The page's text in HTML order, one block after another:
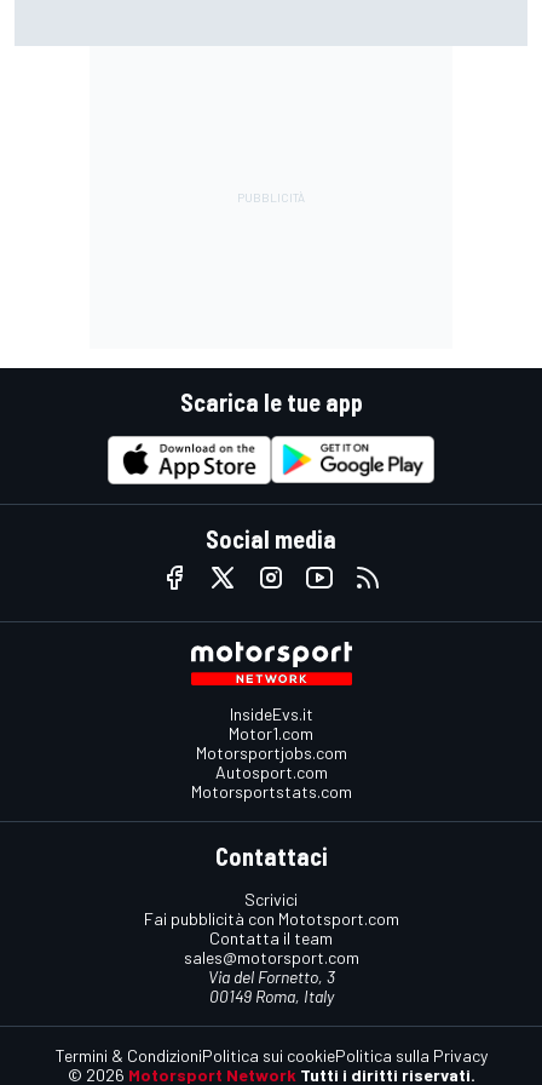
stessa"
Scarica le tue app
Social media
InsideEvs.it
Motor1.com
Motorsportjobs.com
Autosport.com
Motorsportstats.com
Contattaci
Scrivici
Fai pubblicità con Mototsport.com
Contatta il team
sales@motorsport.com
Via del Fornetto, 3
00149 Roma, Italy
© 2026 Motorsport Network Tutti i diritti riservati.
Termini & CondizioniPolitica sui cookiePolitica sulla Privacy